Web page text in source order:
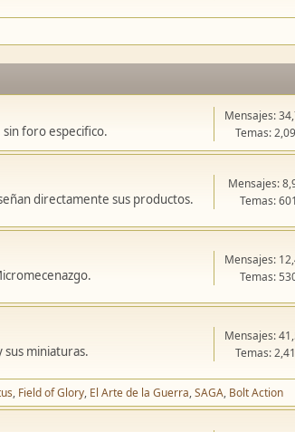
foro especifico.
Mensajes:
Temas:
directamente sus productos.
Mensajes:
Temas: 601
Mensajes:
Temas:
miniaturas.
Mensajes:
Temas:
Field of Glory El Arte de la Guerra SAGA Bolt Action